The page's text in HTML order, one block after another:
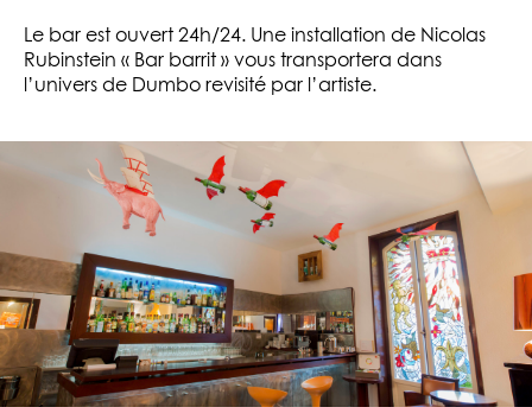
Le bar est ouvert 24h/24. Une installation de Nicolas
Rubinstein « Bar barrit » vous transportera dans
l’univers de Dumbo revisité par l’artiste.